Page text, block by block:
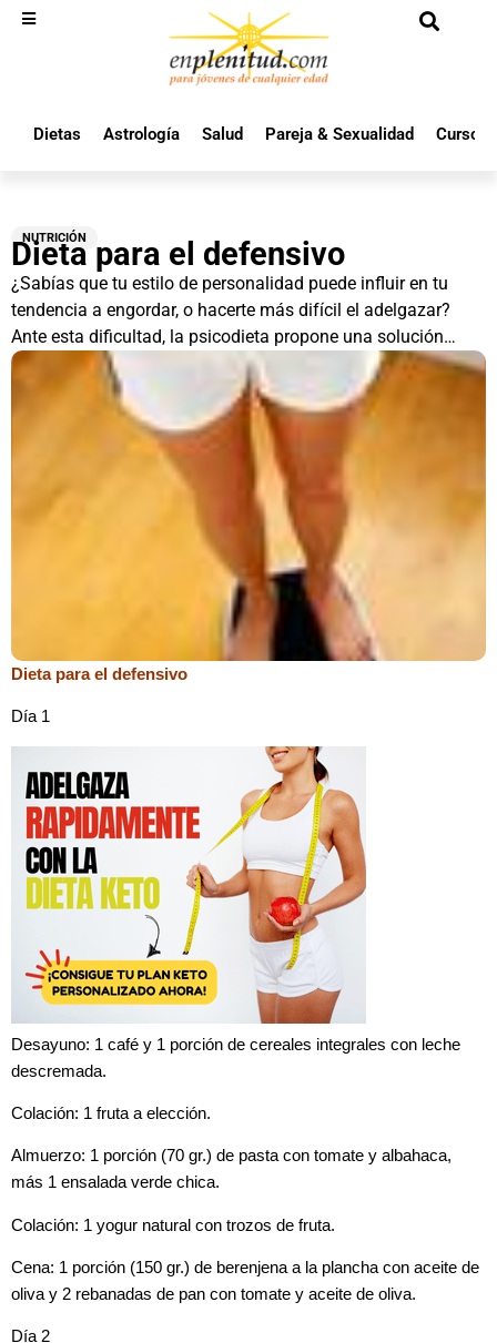
Dietas Astrología Salud Pareja & Sexualidad Cursos
NUTRICIÓN
Dieta para el defensivo
¿Sabías que tu estilo de personalidad puede influir en tu
tendencia a engordar, o hacerte más difícil el adelgazar?
Ante esta dificultad, la psicodieta propone una solución…
Dieta para el defensivo
Día 1
Desayuno: 1 café y 1 porción de cereales integrales con leche
descremada.
Colación: 1 fruta a elección.
Almuerzo: 1 porción (70 gr.) de pasta con tomate y albahaca,
más 1 ensalada verde chica.
Colación: 1 yogur natural con trozos de fruta.
Cena: 1 porción (150 gr.) de berenjena a la plancha con aceite de
oliva y 2 rebanadas de pan con tomate y aceite de oliva.
Día 2